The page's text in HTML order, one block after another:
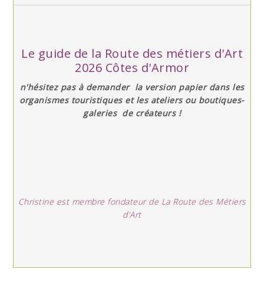
Le guide de la Route des métiers d'Art
2026 Côtes d'Armor
n'hésitez pas à demander la version papier dans les
organismes touristiques et les ateliers ou boutiques-
galeries de créateurs !
Christine est membre fondateur de La Route des Métiers
d'Art